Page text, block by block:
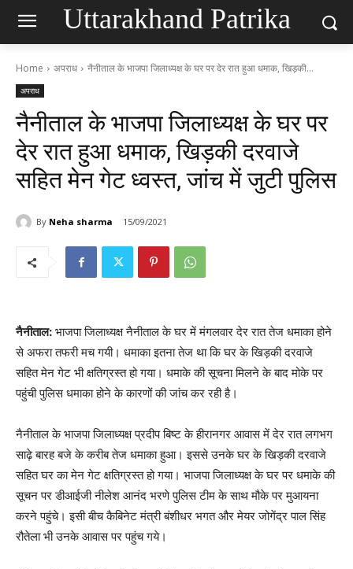
Uttarakhand Patrika
Home अपराध नैनीताल के भाजपा जिलाध्यक्ष के घर पर देर रात हुआ धमाक, खिड़की...
अपराध
नैनीताल के भाजपा जिलाध्यक्ष के घर पर
देर रात हुआ धमाक, खिड़की दरवाजे
सहित मेन गेट ध्वस्त, जांच में जुटी पुलिस
By Neha sharma 15/09/2021
नैनीताल: भाजपा जिलाध्यक्ष नैनीताल के घर में मंगलवार देर रात तेज धमाका होने
से अफरा तफरी मच गयी। धमाका इतना तेज था कि घर के खिड़की दरवाजे
सहित मेन गेट भी क्षतिग्रस्त हो गया। धमाके की सूचना मिलने के बाद मोके पर
पहुंची पुलिस धमाका होने के कारणों की जांच कर रही है।
नैनीताल के भाजपा जिलाध्यक्ष प्रदीप बिष्ट के हीरानगर आवास में देर रात लगभग
साढ़े बारह बजे के करीब तेज धमाका हुआ। इससे उनके घर के खिड़की दरवाजे
सहित घर का मेन गेट क्षतिग्रस्त हो गया। भाजपा जिलाध्यक्ष के घर पर धमाके की
सूचन पर डीआईजी नीलेश आनंद भरणे पुलिस टीम के साथ मौके पर मुआयना
करने पहुंचे। इसी बीच कैबिनेट मंत्री बंशीधर भगत और मेयर जोगेंद्र पाल सिंह
रौतेला भी उनके आवास पर पहुंच गये।